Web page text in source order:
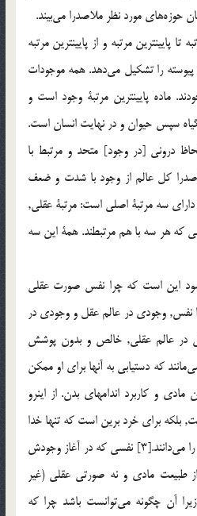
حوزه‌های مورد نظر ملاصدرا مي‌بيند.
پايينترين مرتبه و از پايينترين مرتبه
را تشکيل مي‌دهد. همه موجودات
ماده پايينترين مرتبة وجود است و
گياه سپس حيوان و در نهايت انسان است.
درونی [در وجود] متحد و مرتبط با
کل عالم از وجود با شدت و ضعف
سه مرتبة اصلی است: مرتبة عقلی,
که هر سه با هم مرتبطند. همة اين سه
اين است که چرا نفس صورت عقلی
نفس, وجودی در عالم عقل و وجودی در
در عالم عقلی, خالص و بدون پوشش
که دستيابی به آنها برای او ممکن
و کاربرد اندامهای بدن. از اينرو
بلکه برای خرد برين است که تنها خدا
و آنهايی که در عرفان خبره‌اند آن را مي‌دانند.[3] نفسی که در آغاز وجودش
طبيعت مادی و نه صورتی عقلی (غير
آن چگونه مي‌توانست باشد چرا که